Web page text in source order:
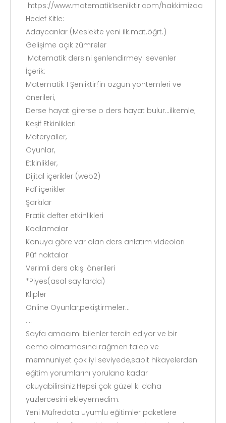
https://www.matematik1senliktir.com/hakkimizda
Hedef Kitle:
Adaycanlar (Meslekte yeni ilk.mat.öğrt.)
Gelişime açık zümreler
Matematik dersini şenlendirmeyi sevenler
İçerik:
Matematik 1 Şenliktir!'in özgün yöntemleri ve
önerileri,
Derse hayat girerse o ders hayat bulur...ilkemle;
Keşif Etkinlikleri
Materyaller,
Oyunlar,
Etkinlikler,
Dijital içerikler (web2)
Pdf içerikler
Şarkılar
Pratik defter etkinlikleri
Kodlamalar
Konuya göre var olan ders anlatım videoları
Püf noktalar
Verimli ders akışı önerileri
*Piyes(asal sayılarda)
Klipler
Online Oyunlar,pekiştirmeler...
....
Sayfa amacımı bilenler tercih ediyor ve bir
demo olmamasına rağmen talep ve
memnuniyet çok iyi seviyede,sabit hikayelerden
eğitim yorumlarını yorulana kadar
okuyabilirsiniz.Hepsi çok güzel ki daha
yüzlercesini ekleyemedim.
Yeni Müfredata uyumlu eğitimler paketlere